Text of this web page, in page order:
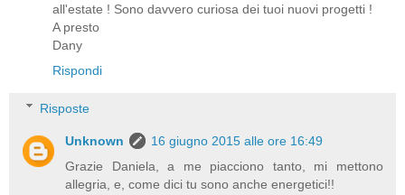
all'estate ! Sono davvero curiosa dei tuoi nuovi progetti !
A presto
Dany
Rispondi
Risposte
Unknown
16 giugno 2015 alle ore 16:49
Grazie Daniela, a me piacciono tanto, mi mettono
allegria, e, come dici tu sono anche energetici!!